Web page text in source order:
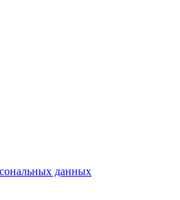
данных